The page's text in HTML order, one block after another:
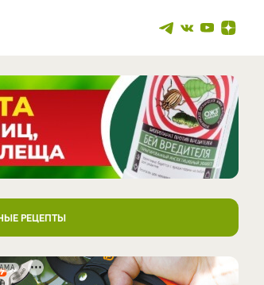
РЕЦЕПТЫ